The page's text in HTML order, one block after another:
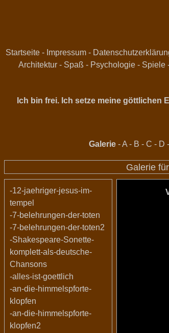
Startseite - Impressum -
Architektur- Spaß - Psychologie- Spiele
Ich bin frei. Ich setze meine göttlichen
Galerie -A- B - C - D -
Galerie
-12-jaehriger-jesus-im-
tempel
-7-belehrungen-der-toten
-7-belehrungen-der-toten2
-Shakespeare-Sonette-
komplett-als-deutsche-
Chansons
-alles-ist-goettlich
-an-die-himmelspforte-
klopfen
-an-die-himmelspforte-
klopfen2